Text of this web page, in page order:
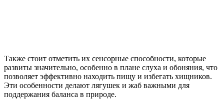
Также стоит отметить их сенсорные способности, которые
развиты значительно, особенно в плане слуха и обоняния, что
позволяет эффективно находить пищу и избегать хищников.
Эти особенности делают лягушек и жаб важными для
поддержания баланса в природе.